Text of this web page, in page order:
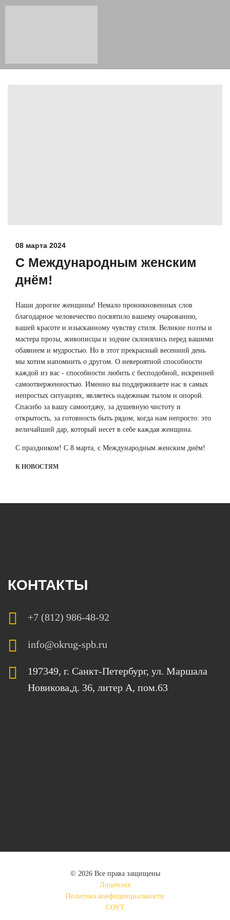
08 марта 2024
С Международным женским
днём!
Наши дорогие женщины! Немало проникновенных слов
благодарное человечество посвятило вашему очарованию,
вашей красоте и изысканному чувству стиля. Великие поэты и
мастера прозы, живописцы и зодчие склонялись перед вашими
обаянием и мудростью. Но в этот прекрасный весенний день
мы хотим напомнить о другом. О невероятной способности
каждой из вас - способности любить с бесподобной, искренней
самоотверженностью. Именно вы поддерживаете нас в самых
непростых ситуациях, являетесь надежным тылом и опорой.
Спасибо за вашу самоотдачу, за душевную чистоту и
открытость, за готовность быть рядом, когда нам непросто: это
величайший дар, который несет в себе каждая женщина.
С праздником! С 8 марта, с Международным женским днём!
К НОВОСТЯМ
КОНТАКТЫ
+7 (812) 986-48-92
info@okrug-spb.ru
197349, г. Санкт-Петербург, ул. Маршала
Новикова,д. 36, литер А, пом.63
© 2026 Все права защищены
Лицензия
Политика конфиденциальности
СОУТ